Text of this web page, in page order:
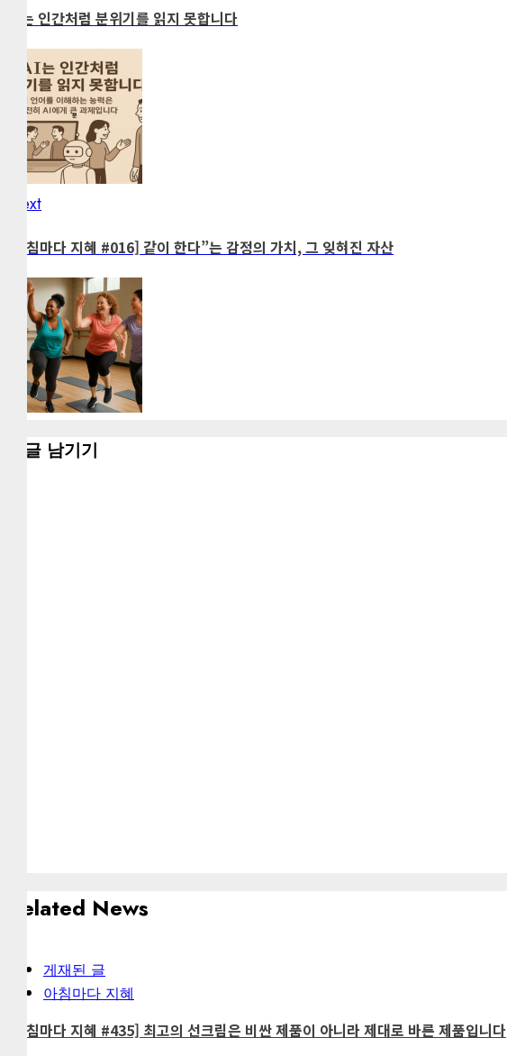
navigation
AI는 인간처럼 분위기를 읽지 못합니다
NextNext
[아침마다 지혜 #016] 같이 한다”는 감정의 가치, 그 잊혀진 자산
댓글 남기기
Related News
게재된 글
아침마다 지혜
[아침마다 지혜 #435] 최고의 선크림은 비싼 제품이 아니라 제대로 바른 제품입니다